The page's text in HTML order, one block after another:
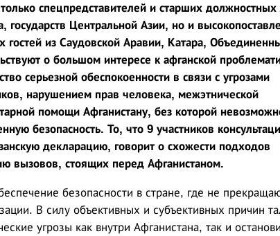
спецпредставителей и старших
государств Центральной Азии, но и
гостей из Саудовской Аравии, Катара,
о большом интересе к афганской
серьезной обеспокоенности в связи с угрозами
нарушением прав человека, межэтнической
помощи Афганистану, без которой
безопасность. То, что 9 участников
декларацию, говорит о схожести подходов
вызовов, стоящих перед Афганистаном.
безопасности в стране, где не
В силу объективных и субъективных причин
угрозы как внутри Афганистана, так и